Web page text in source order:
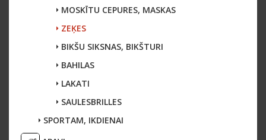
MOSKĪTU CEPURES, MASKAS
ZEĶES
BIKŠU SIKSNAS, BIKŠTURI
BAHILAS
LAKATI
SAULESBRILLES
SPORTAM, IKDIENAI